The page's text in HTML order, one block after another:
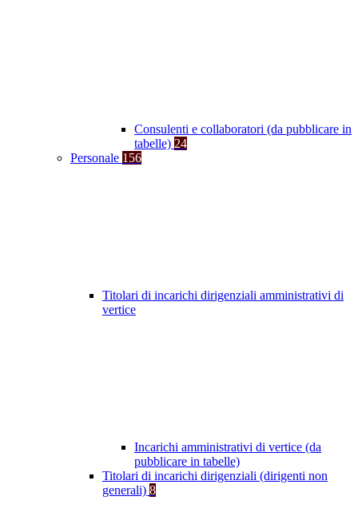
Consulenti e collaboratori (da pubblicare in
tabelle) 24
Personale 156
Titolari di incarichi dirigenziali amministrativi di
vertice
Incarichi amministrativi di vertice (da
pubblicare in tabelle)
Titolari di incarichi dirigenziali (dirigenti non
generali) 8